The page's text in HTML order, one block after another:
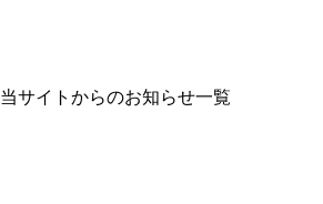
当サイトからのお知らせ一覧